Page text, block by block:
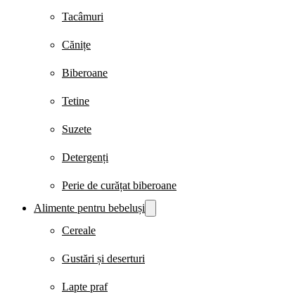
Tacâmuri
Cănițe
Biberoane
Tetine
Suzete
Detergenți
Perie de curățat biberoane
Alimente pentru bebeluși
Cereale
Gustări și deserturi
Lapte praf